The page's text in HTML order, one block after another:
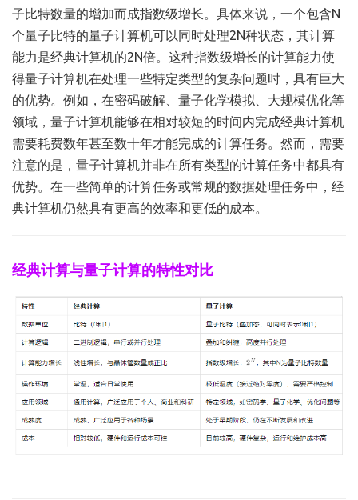
子比特数量的增加而成指数级增长。具体来说，一个包含N
个量子比特的量子计算机可以同时处理2N种状态，其计算
能力是经典计算机的2N倍。这种指数级增长的计算能力使
得量子计算机在处理一些特定类型的复杂问题时，具有巨大
的优势。例如，在密码破解、量子化学模拟、大规模优化等
领域，量子计算机能够在相对较短的时间内完成经典计算机
需要耗费数年甚至数十年才能完成的计算任务。然而，需要
注意的是，量子计算机并非在所有类型的计算任务中都具有
优势。在一些简单的计算任务或常规的数据处理任务中，经
典计算机仍然具有更高的效率和更低的成本。
经典计算与量子计算的特性对比